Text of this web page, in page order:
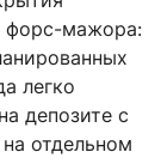
форс-мажора:
легко
депозите с
отдельном